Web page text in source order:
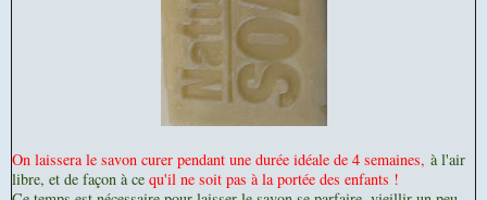
On laissera le savon curer pendant une durée idéale de 4 semaines, à l'air
libre, et de façon à ce qu'il ne soit pas à la portée des enfants !